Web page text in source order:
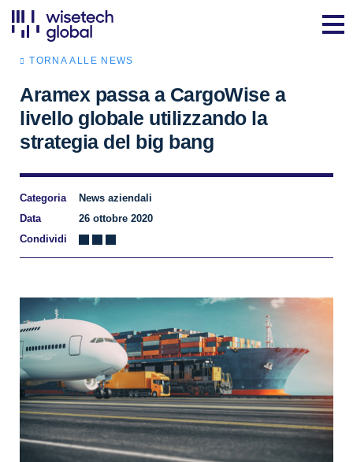
TORNA ALLE NEWS
Aramex passa a CargoWise a
livello globale utilizzando la
strategia del big bang
Categoria
News aziendali
Data
26 ottobre 2020
Condividi